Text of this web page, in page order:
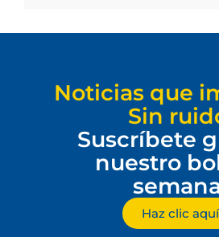
Noticias que
Sin
Suscríbete
nuestro
Haz clic aquí